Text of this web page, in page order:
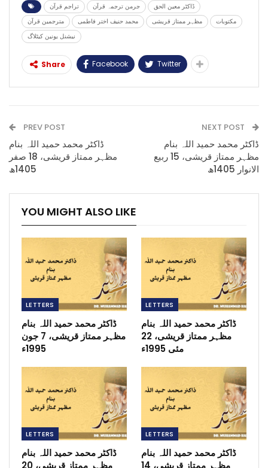
تراجم قرآن جرمن ترجمہ قرآن
ڈاکٹر معین الحق
مترجمین قرآن
محمد حنیف اختر فاطمی مظہر ممتاز قریشی
مکتوبات
نیشنل یونین کیٹلاگ
Share Facebook Twitter
PREV POST
ڈاکٹر محمد حمید اللہ بنام
مظہر ممتاز قریشی، 18 صفر
1405ھ
NEXT POST
ڈاکٹر محمد حمید اللہ بنام
مظہر ممتاز قریشی، 15 ربیع
الانوار 1405ھ
YOU MIGHT ALSO LIKE
LETTERS
ڈاکٹر محمد حمید اللہ بنام
مظہر ممتاز قریشی، 7 جون
1995ء
LETTERS
ڈاکٹر محمد حمید اللہ بنام
مظہر ممتاز قریشی، 22
مئی 1995ء
LETTERS
ڈاکٹر محمد حمید اللہ بنام
مظہر ممتاز قریشی، 20
LETTERS
ڈاکٹر محمد حمید اللہ بنام
مظہر ممتاز قریشی، 14